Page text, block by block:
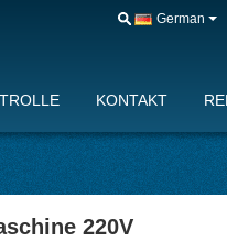
German
KONTAKT
220V